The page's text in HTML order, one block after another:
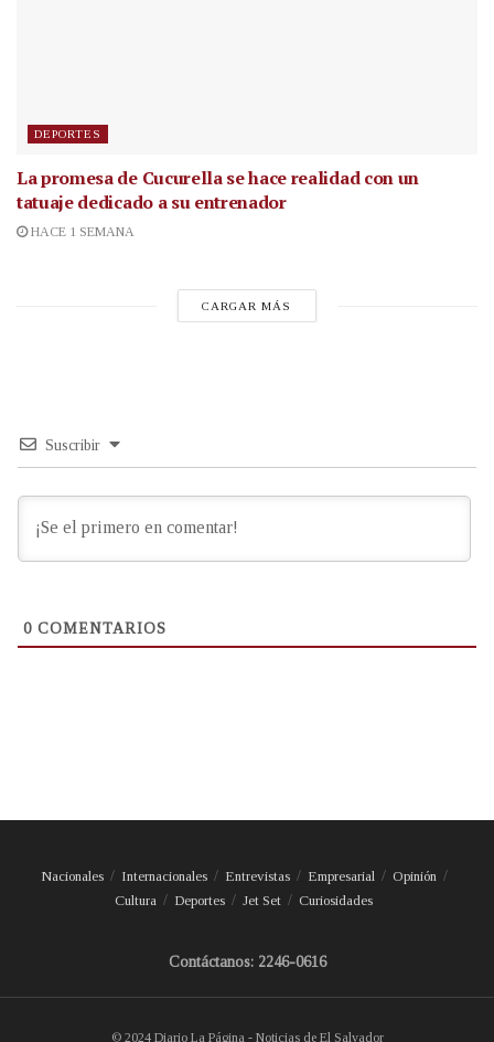
DEPORTES
La promesa de Cucurella se hace realidad con un
tatuaje dedicado a su entrenador
HACE 1 SEMANA
CARGAR MÁS
Suscribir
0 COMENTARIOS
Nacionales Internacionales Entrevistas Empresarial
Opinión
Cultura
Deportes Jet Set Curiosidades
Contáctanos: 2246-0616
© 2024 Diario La Página - Noticias de El Salvador